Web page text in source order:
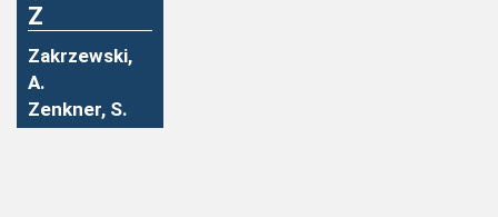
Z
Zakrzewski,
A.
Zenkner, S.